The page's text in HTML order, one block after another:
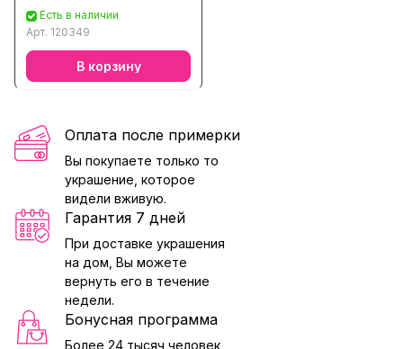
аметистом, топазом,
кварцем, хризолитом,
цитрином
Есть в наличии
Арт. 120349
В корзину
Оплата после примерки
Вы покупаете только то
украшение, которое
видели вживую.
Гарантия 7 дней
При доставке украшения
на дом, Вы можете
вернуть его в течение
недели.
Бонусная программа
Более 24 тысяч человек